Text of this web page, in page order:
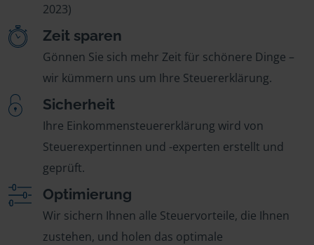
2023)
Zeit sparen
Gönnen Sie sich mehr Zeit für schönere Dinge –
wir kümmern uns um Ihre Steuererklärung.
Sicherheit
Ihre Einkommensteuererklärung wird von
Steuerexpertinnen und -experten erstellt und
geprüft.
Optimierung
Wir sichern Ihnen alle Steuervorteile, die Ihnen
zustehen, und holen das optimale